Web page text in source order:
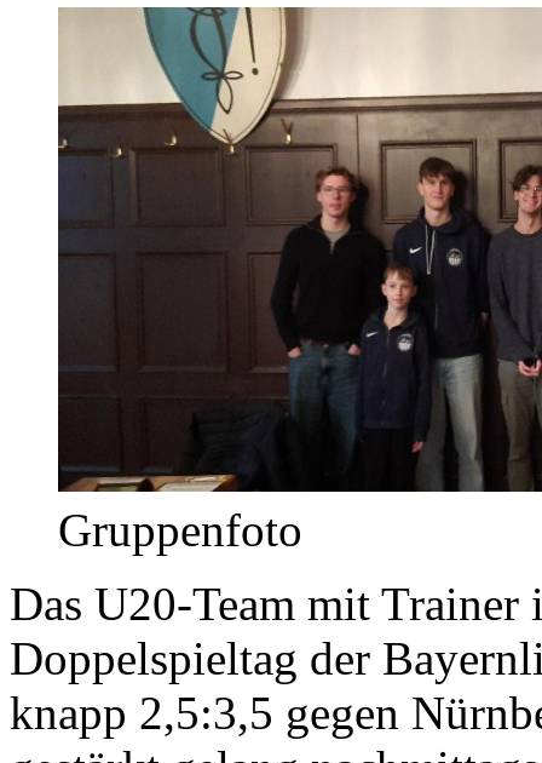
Gruppenfoto
Das U20-Team mit Trainer
Doppelspieltag der
knapp 2,5:3,5 gegen